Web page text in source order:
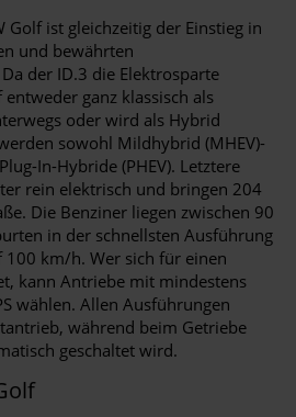
Golf ist gleichzeitig der Einstieg in
und bewährten
der ID.3 die Elektrosparte
ganz klassisch als
oder wird als Hybrid
sowohl Mildhybrid (MHEV)-
In-Hybride (PHEV). Letztere
rein elektrisch und bringen 204
Die Benziner liegen zwischen 90
in der schnellsten Ausführung
100 km/h. Wer sich für einen
kann Antriebe mit mindestens
wählen. Allen Ausführungen
während beim Getriebe
geschaltet wird.